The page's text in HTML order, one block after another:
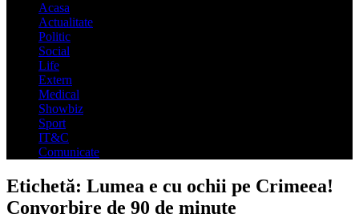
Acasa
Actualitate
Politic
Social
Life
Extern
Medical
Showbiz
Sport
IT&C
Comunicate
Etichetă: Lumea e cu ochii pe Crimeea!
Convorbire de 90 de minute